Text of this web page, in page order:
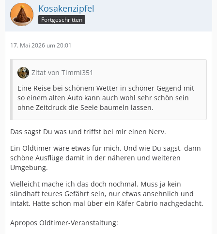
Kosakenzipfel
Fortgeschritten
17. Mai 2026 um 20:01
Zitat von Timmi351
Eine Reise bei schönem Wetter in schöner Gegend mit
so einem alten Auto kann auch wohl sehr schön sein
ohne Zeitdruck die Seele baumeln lassen.
Das sagst Du was und triffst bei mir einen Nerv.
Ein Oldtimer wäre etwas für mich. Und wie Du sagst, dann
schöne Ausflüge damit in der näheren und weiteren
Umgebung.
Vielleicht mache ich das doch nochmal. Muss ja kein
sündhaft teures Gefährt sein, nur etwas ansehnlich und
intakt. Hatte schon mal über ein Käfer Cabrio nachgedacht.
Apropos Oldtimer-Veranstaltung: